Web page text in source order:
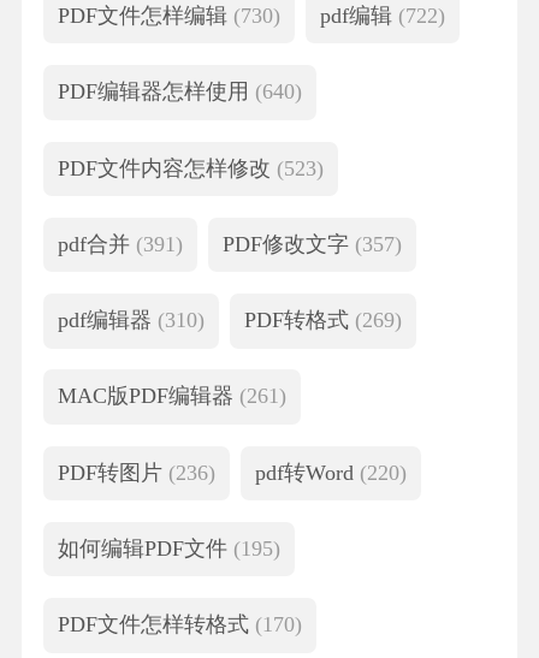
PDF文件怎样编辑 (730) pdf编辑 (722)
PDF编辑器怎样使用 (640)
PDF文件内容怎样修改 (523)
pdf合并 (391) PDF修改文字 (357)
pdf编辑器 (310) PDF转格式 (269)
MAC版PDF编辑器 (261)
PDF转图片 (236) pdf转Word (220)
如何编辑PDF文件 (195)
PDF文件怎样转格式 (170)